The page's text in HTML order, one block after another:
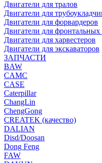
Двигатели для тралов
Двигатели для
Двигатели для форвардеров
Двигатели для фронтальных
Двигатели для харвестеров
Двигатели для экскаваторов
ЗАПЧАСТИ
BAW
CAMC
CASE
Caterpillar
ChangLin
ChengGong
CREATEK (качество)
DALIAN
Disd/Doosan
Dong Feng
FAW